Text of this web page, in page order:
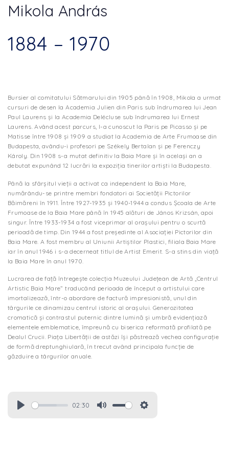
Mikola András
1884 – 1970
Bursier al comitatului Sătmarului din 1905 până în 1908, Mikola a urmat
cursuri de desen la Academia Julien din Paris sub îndrumarea lui Jean
Paul Laurens şi la Academia Delécluse sub îndrumarea lui Ernest
Laurens. Având acest parcurs, l-a cunoscut la Paris pe Picasso şi pe
Matisse între 1908 şi 1909 a studiat la Academia de Arte Frumoase din
Budapesta, avându-i profesori pe Székely Bertalan şi pe Ferenczy
Károly. Din 1908 s-a mutat definitiv la Baia Mare şi în acelaşi an a
debutat expunând 12 lucrări la expoziţia tinerilor artişti la Budapesta.
Până la sfârşitul vieţii a activat ca independent la Baia Mare,
numărându-se printre membri fondatori ai Societăţii Pictorilor
Băimăreni în 1911. Între 1927-1935 şi 1940-1944 a condus Şcoala de Arte
Frumoase de la Baia Mare până în 1945 alături de János Krizsán, apoi
singur. Între 1933-1934 a fost viceprimar al oraşului pentru o scurtă
perioadă de timp. Din 1944 a fost preşedinte al Asociaţiei Pictorilor din
Baia Mare. A fost membru al Uniunii Artiştilor Plastici, filiala Baia Mare
iar în anul 1946 i s-a decerneat titlul de Artist Emerit. S-a stins din viaţă
la Baia Mare în anul 1970.
Lucrarea de față întregește colecția Muzeului Judeţean de Artă „Centrul
Artistic Baia Mare” traducând perioada de început a artistului care
imortalizează, într-o abordare de factură impresionistă, unul din
târgurile ce dinamizau centrul istoric al orașului. Generozitatea
cromatică și contrastul puternic dintre lumină și umbră evidențiază
elementele emblematice, împreună cu biserica reformată profilată pe
Dealul Crucii. Piața Libertății de astăzi își păstrează vechea configurație
de formă dreptunghiulară, în trecut având principala funcție de
găzduire a târgurilor anuale.
02:30